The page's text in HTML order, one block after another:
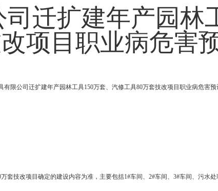
迁扩建年产园林
项目职业病危害
限公司迁扩建年产园林工具150万套、汽修工具80万套技改项目职业病危害预
技改项目确定的建设内容为准，主要包括1#车间、2#车间、3#车间、污水处